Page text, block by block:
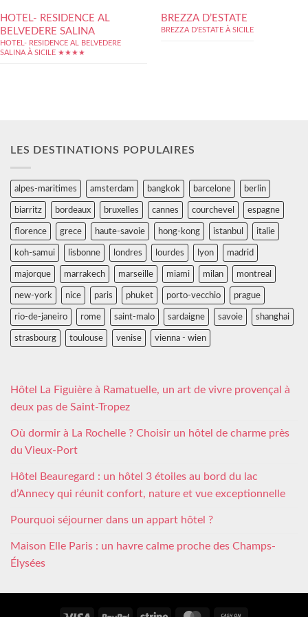
HOTEL- RESIDENCE AL
BELVEDERE SALINA
HOTEL- RESIDENCE AL BELVEDERE
SALINA À SICILE ★★★★
BREZZA D’ESTATE
BREZZA D'ESTATE À SICILE
LES DESTINATIONS POPULAIRES
alpes-maritimes amsterdam bangkok barcelone berlin
biarritz bordeaux bruxelles cannes courchevel espagne
florence grece haute-savoie hong-kong istanbul italie
koh-samui lisbonne londres lourdes lyon madrid
majorque marrakech marseille miami milan montreal
new-york nice paris phuket porto-vecchio prague
rio-de-janeiro rome saint-malo sardaigne savoie shanghai
strasbourg toulouse venise vienna - wien
Hôtel La Figuière à Ramatuelle, un art de vivre provençal à
deux pas de Saint-Tropez
Où dormir à La Rochelle ? Choisir un hôtel de charme près
du Vieux-Port
Hôtel Beauregard : un hôtel 3 étoiles au bord du lac
d’Annecy qui réunit confort, nature et vue exceptionnelle
Pourquoi séjourner dans un appart hôtel ?
Maison Elle Paris : un havre calme proche des Champs-
Élysées